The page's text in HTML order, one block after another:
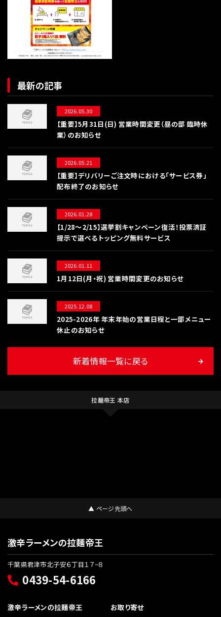
最新の記事
2026.05.30
【重要】5月31日(日) 営業時間変更（昼の部 臨時休
業）のお知らせ
2026.05.21
【重要】デリバリーご注文時における「サービス券」
配布終了のお知らせ
2026.01.28
【1/28〜2/15】選挙割キャンペーン復活！投票済証
提示で選べるトッピング無料サービス
2026.01.11
1月12日(月・祝) 営業時間変更のお知らせ
2025.12.08
2025-2026年 年末年始の営業日程と一部メニュー
休止のお知らせ
新着情報一覧に戻る
拉麺帝王 本店
▲ ページ先頭へ
激辛ラーメンの拉麺帝王
千葉県君津市北子安６丁目１７−８
0439-54-6166
激辛ラーメンの拉麺帝王 お取り寄せ